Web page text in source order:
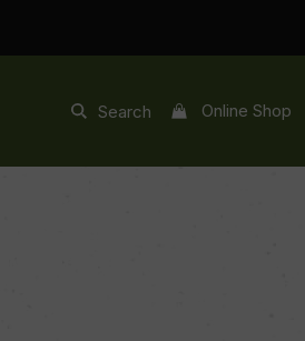
Search Online Shop